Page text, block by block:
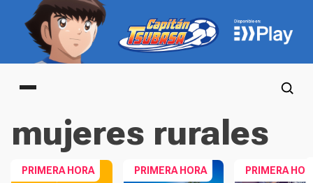
Main menu
mujeres rurales
PRIMERA HORA PRIMERA HORA PRIMERA